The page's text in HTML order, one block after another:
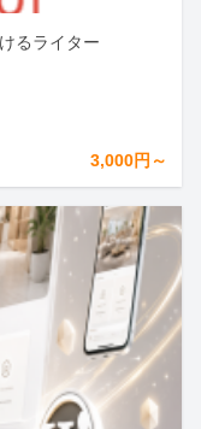
るライター
3,000円～